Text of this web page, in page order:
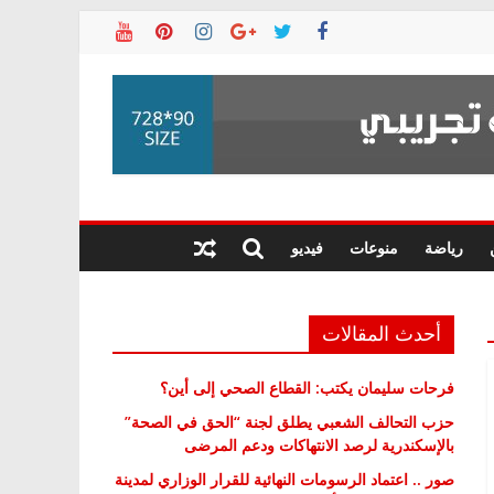
رياضة منوعات فيديو
أحدث المقالات
فرحات سليمان يكتب: القطاع الصحي إلى أين؟
حزب التحالف الشعبي يطلق لجنة “الحق في الصحة”
بالإسكندرية لرصد الانتهاكات ودعم المرضى
صور .. اعتماد الرسومات النهائية للقرار الوزاري لمدينة